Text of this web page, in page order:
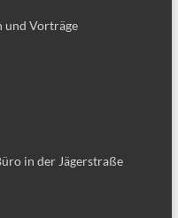
und Vorträge
in der Jägerstraße